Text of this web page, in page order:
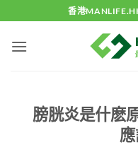
to
content
香港
膀胱炎是什麽